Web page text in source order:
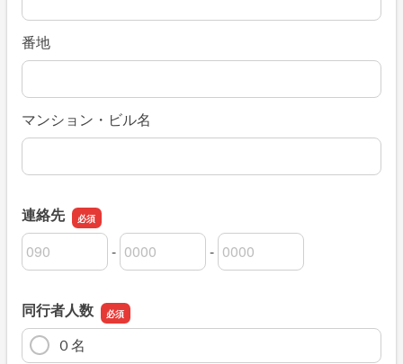
番地
マンション・ビル名
連絡先
連絡先の市外局番
-
連絡先の市内局番 -
連絡先の加入者番号
同行者人数
０名